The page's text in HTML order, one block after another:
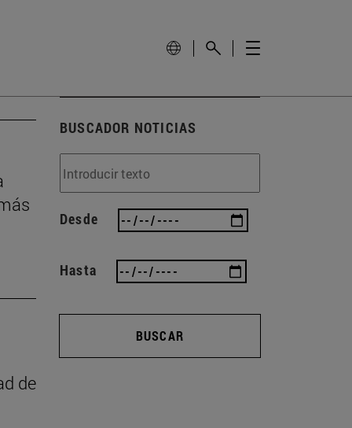
de
BUSCADOR NOTICIAS
Desde
Hasta
BUSCAR